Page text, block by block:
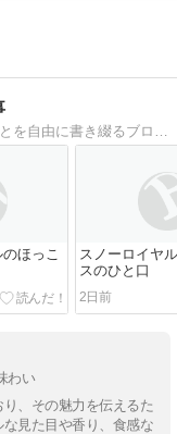
ほっこ
スノーロイヤ
スのひと口
2日前
わい
、その魅力を伝えるた
見た目や香り、食感な